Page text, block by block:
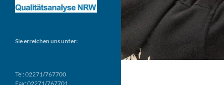
Sie erreichen uns unter:
Tel: 02271/767700
Fax: 02271/767701